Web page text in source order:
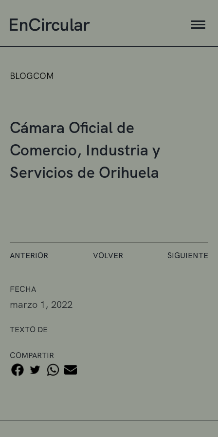
FECHA
marzo 1, 2022
TEXTO DE
COMPARTIR
BLOGCOM
Cámara Oficial de
Comercio, Industria y
Servicios de Orihuela
ANTERIOR VOLVER SIGUIENTE